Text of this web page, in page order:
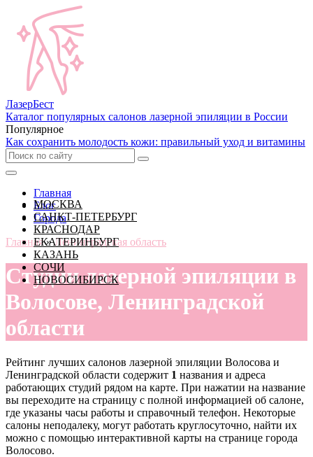
ЛазерБест
Каталог популярных салонов лазерной эпиляции в России
Популярное
Как сохранить молодость кожи: правильный уход и витамины
МОСКВА
САНКТ-ПЕТЕРБУРГ
КРАСНОДАР
ЕКАТЕРИНБУРГ
КАЗАНЬ
СОЧИ
НОВОСИБИРСК
Главная
Блог
Города
Главная » Ленинградская область
Студии лазерной эпиляции в
Волосове, Ленинградской
области
Рейтинг лучших салонов лазерной эпиляции Волосова и
Ленинградской области содержит 1 названия и адреса
работающих студий рядом на карте. При нажатии на название
вы переходите на страницу с полной информацией об салоне,
где указаны часы работы и справочный телефон. Некоторые
салоны неподалеку, могут работать круглосуточно, найти их
можно с помощью интерактивной карты на странице города
Волосово.